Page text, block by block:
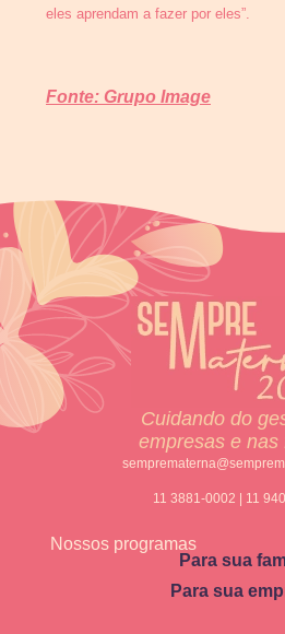
eles aprendam a fazer por eles”.
Fonte: Grupo Image
Cuidando do
empresas e nas
11 3881-0002 | 11
Nossos programas
Para sua
Para sua